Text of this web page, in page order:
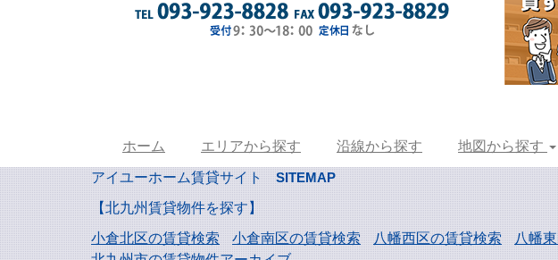
ホーム エリアから探す 沿線から探す 地図から探す
アイユーホーム賃貸サイト
SITEMAP
【北九州賃貸物件を探す】
小倉北区の賃貸検索
小倉南区の賃貸検索 八幡西区の賃貸検索 八幡